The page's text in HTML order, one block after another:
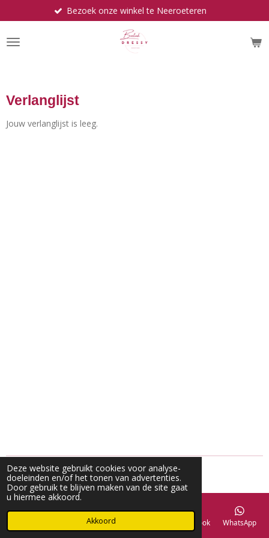
Deze website gebruikt cookies voor analyse-
doeleinden en/of het tonen van advertenties.
Door gebruik te blijven maken van de site gaat
u hiermee akkoord.
Akkoord
direct
naar
de
Bezoek onze winkel te Neeroeteren
Verlanglijst
Jouw verlanglijst is leeg.
Telefoonnummer Facebook WhatsApp